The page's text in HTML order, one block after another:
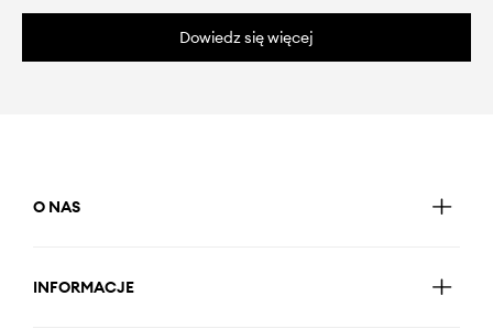
Dowiedz się więcej
O NAS
INFORMACJE